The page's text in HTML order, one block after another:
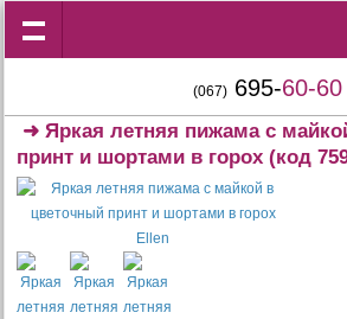
(067) 695-60-60
➜Яркая летняя пижама с
принт и шортами в горох (код